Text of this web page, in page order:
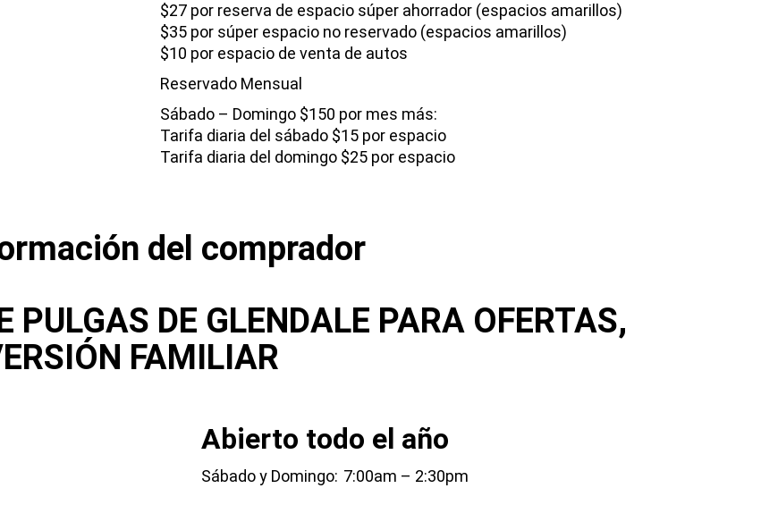
$27 por reserva de espacio súper ahorrador (espacios amarillos)
$35 por súper espacio no reservado (espacios amarillos)
$10 por espacio de venta de autos
Reservado Mensual
Sábado – Domingo $150 por mes más:
Tarifa diaria del sábado $15 por espacio
Tarifa diaria del domingo $25 por espacio
del comprador
PULGAS DE GLENDALE PARA OFERTAS,
FAMILIAR
Abierto todo el año
Sábado y Domingo: 7:00am – 2:30pm